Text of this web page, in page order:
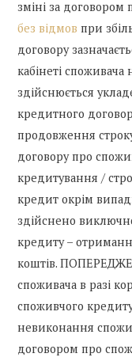
зміні за
без відмов при
договору
кабінеті
здійснюється
кредитного
продовження
договору про
кредитування /
кредит окрім
здійснено
кредиту –
коштів.
споживача в разі
споживчого
невиконання
договором про